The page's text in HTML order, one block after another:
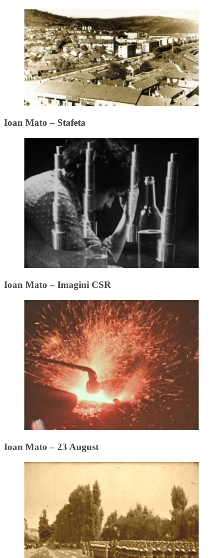
Ioan Mato – Stafeta
Ioan Mato – Imagini CSR
Ioan Mato – 23 August